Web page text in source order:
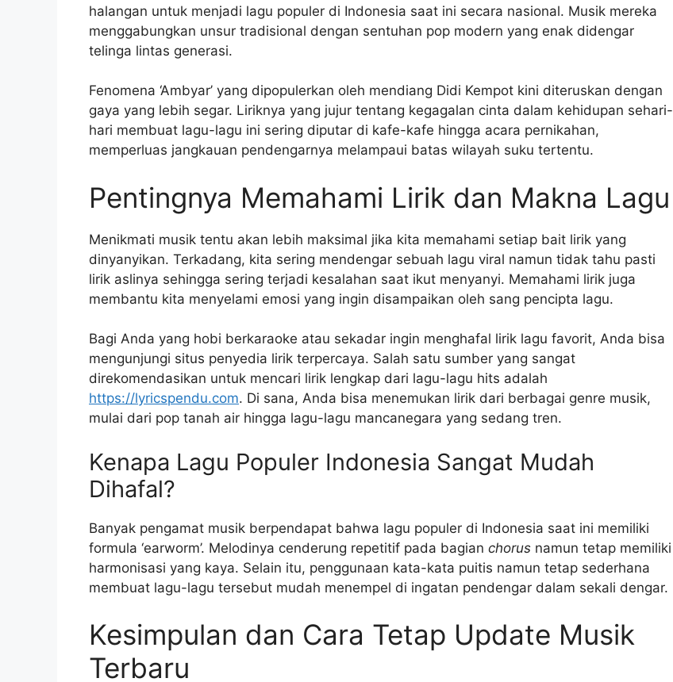
halangan untuk menjadi lagu populer di Indonesia saat ini secara nasional. Musik mereka
menggabungkan unsur tradisional dengan sentuhan pop modern yang enak didengar
telinga lintas generasi.
Fenomena ‘Ambyar’ yang dipopulerkan oleh mendiang Didi Kempot kini diteruskan dengan
gaya yang lebih segar. Liriknya yang jujur tentang kegagalan cinta dalam kehidupan sehari-
hari membuat lagu-lagu ini sering diputar di kafe-kafe hingga acara pernikahan,
memperluas jangkauan pendengarnya melampaui batas wilayah suku tertentu.
Pentingnya Memahami Lirik dan Makna Lagu
Menikmati musik tentu akan lebih maksimal jika kita memahami setiap bait lirik yang
dinyanyikan. Terkadang, kita sering mendengar sebuah lagu viral namun tidak tahu pasti
lirik aslinya sehingga sering terjadi kesalahan saat ikut menyanyi. Memahami lirik juga
membantu kita menyelami emosi yang ingin disampaikan oleh sang pencipta lagu.
Bagi Anda yang hobi berkaraoke atau sekadar ingin menghafal lirik lagu favorit, Anda bisa
mengunjungi situs penyedia lirik terpercaya. Salah satu sumber yang sangat
direkomendasikan untuk mencari lirik lengkap dari lagu-lagu hits adalah
https://lyricspendu.com. Di sana, Anda bisa menemukan lirik dari berbagai genre musik,
mulai dari pop tanah air hingga lagu-lagu mancanegara yang sedang tren.
Kenapa Lagu Populer Indonesia Sangat Mudah
Dihafal?
Banyak pengamat musik berpendapat bahwa lagu populer di Indonesia saat ini memiliki
formula ‘earworm’. Melodinya cenderung repetitif pada bagian chorus namun tetap memiliki
harmonisasi yang kaya. Selain itu, penggunaan kata-kata puitis namun tetap sederhana
membuat lagu-lagu tersebut mudah menempel di ingatan pendengar dalam sekali dengar.
Kesimpulan dan Cara Tetap Update Musik
Terbaru